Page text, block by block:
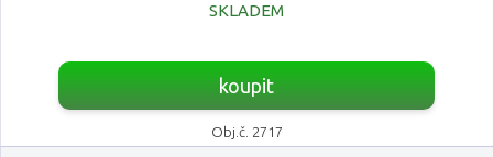
SKLADEM
koupit
Obj.č. 2717